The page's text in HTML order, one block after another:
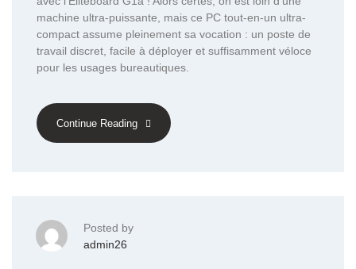
machine ultra-puissante, mais ce PC tout-en-un ultra-
compact assume pleinement sa vocation : un poste de
travail discret, facile à déployer et suffisamment véloce
pour les usages bureautiques.
Continue Reading
Posted by
admin26